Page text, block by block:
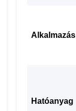
Alkalmazás
Hatóanyag